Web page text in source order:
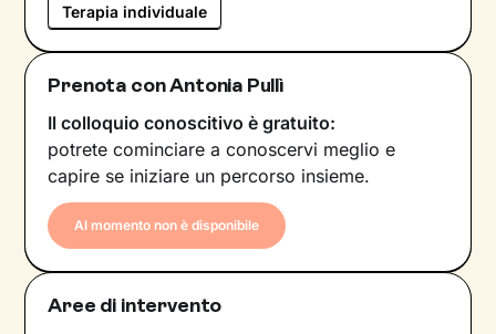
Terapia individuale
Prenota con Antonia Pullì
Il colloquio conoscitivo è gratuito:
potrete cominciare a conoscervi meglio e
capire se iniziare un percorso insieme.
Al momento non è disponibile
Aree di intervento